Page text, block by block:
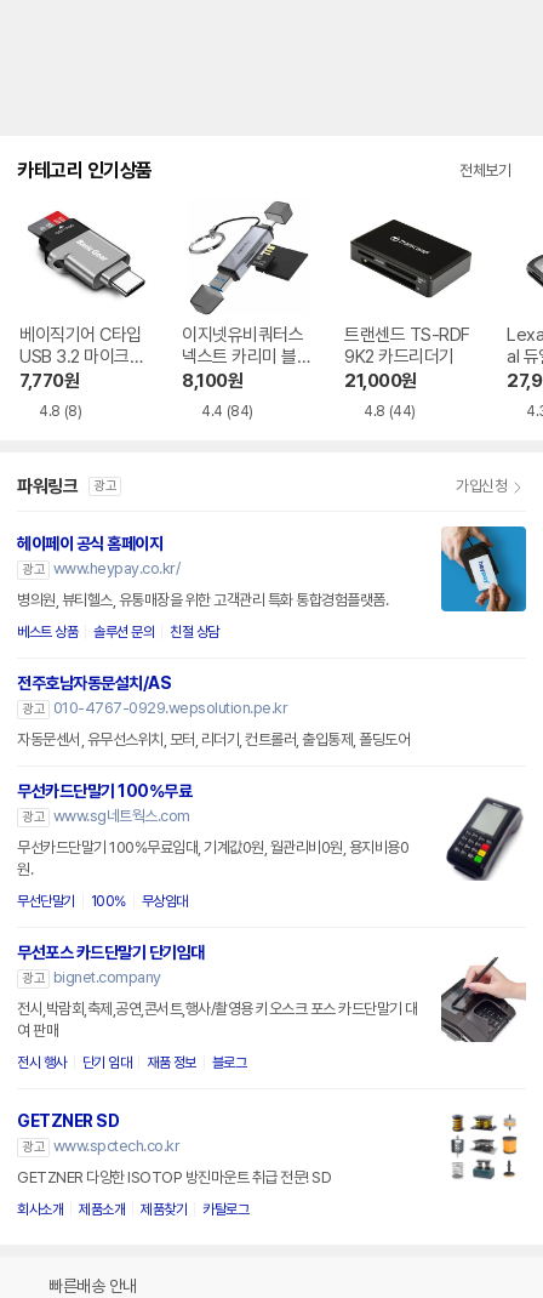
카테고리 인기상품 전체보기
베이직기어 C타입
USB 3.2 마이크로
SD 카드리더기
7,770원
4.8 (8)
이지넷유비쿼터스
넥스트 카리미 블랙
박스 멀티 카드리더
기 9723TC-OTG
8,100원
4.4 (84)
트랜센드 TS-RDF
9K2 카드리더기
21,000원
4.8 (44)
al 듀
더기
파워링크 광고 가입신청
헤이페이 공식 홈페이지
광고 www.heypay.co.kr/
병의원, 뷰티헬스, 유통매장을 위한 고객관리 특화 통합경험플랫폼.
베스트 상품 솔루션 문의 친절 상담
전주호남자동문설치/AS
광고
010-4767-0929.wepsolution.pe.kr
자동문센서, 유무선스위치, 모터, 리더기, 컨트롤러, 출입통제, 폴딩도어
무선카드단말기 100%무료
광고 www.sg네트웍스.com
무선카드단말기 100%무료임대, 기계값0원, 월관리비0원, 용지비용0
원.
무선단말기 100% 무상임대
무선포스 카드단말기 단기임대
광고
bignet.company
전시,박람회,축제,공연,콘서트,행사/촬영용 키오스크 포스 카드단말기 대
여 판매
전시 행사 단기 임대 재품 정보 블로그
GETZNER SD
광고 www.spctech.co.kr
GETZNER 다양한 ISOTOP 방진마운트 취급 전문! SD
회사소개 제품소개 제품찾기 카탈로그
빠른배송 안내